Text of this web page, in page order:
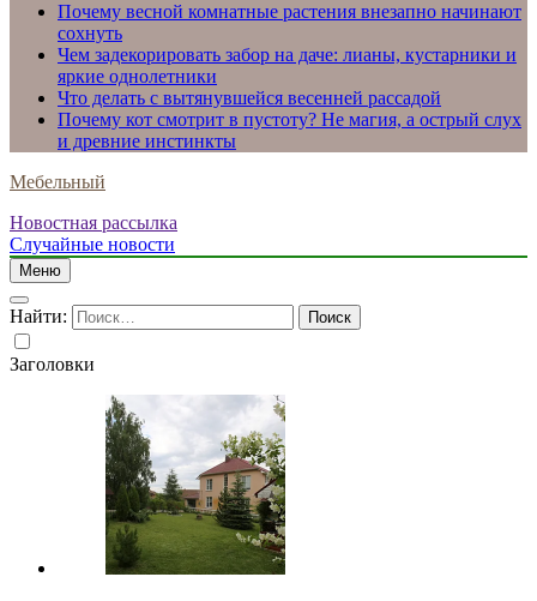
Почему весной комнатные растения внезапно начинают
сохнуть
Чем задекорировать забор на даче: лианы, кустарники и
яркие однолетники
Что делать с вытянувшейся весенней рассадой
Почему кот смотрит в пустоту? Не магия, а острый слух
и древние инстинкты
Мебельный
Новостная рассылка
Случайные новости
Меню
Найти:
Заголовки